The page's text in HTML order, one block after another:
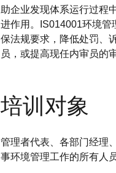
助企业发现体系运行过程
进作用。IS014001环境管
保法规要求，降低处罚、
员，或提高现任内审员的
培训对象
管理者代表、各部门经理
事环境管理工作的所有人